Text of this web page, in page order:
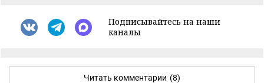
Подписывайтесь на наши
каналы
Читать комментарии (8)